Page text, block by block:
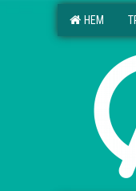
HEM